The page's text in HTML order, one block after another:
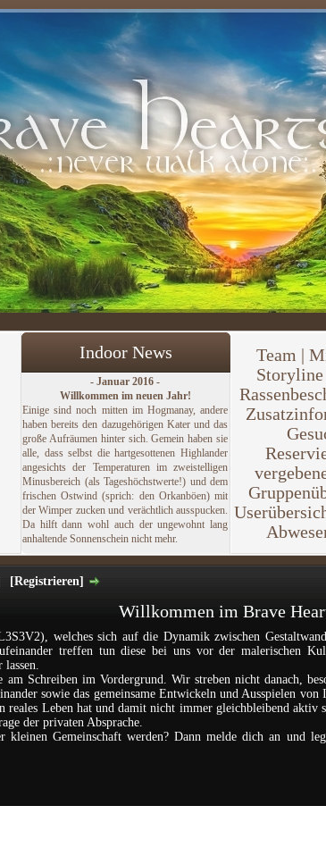
Indoor News Team |
Storyline
- Januar 2016 -
Willkommen im neuen Jahr!
Einige sind noch mitten im Hogmanay, andere
haben bereits den dazugehörigen Kater und das
große Aufräumen hinter sich. Gemein haben sie
alle, dass selbst die hartgesottenen Highlander
angesichts der Temperaturen im zweistelligen
Minusbereich (als Tageshöchstwerte!) und dem
frischen Ostwind (sprich: den Orkanböen) mit
der Wimper zucken und verächtlich ausspucken.
Da hilft dann wohl auch der ungewohnt lang
anhaltende Sonnenschein nicht mehr.
[Registrieren]
Willkommen im Brave
welches sich auf die Dynamik zwischen
treffen tun diese bei uns vor der malerischen
lassen.
Schreiben im Vordergrund. Wir streben nicht danach,
sowie das gemeinsame Entwickeln und Ausspielen
reales Leben hat und damit nicht immer gleichbleibend
der privaten Absprache.
kleinen Gemeinschaft werden? Dann melde dich an und